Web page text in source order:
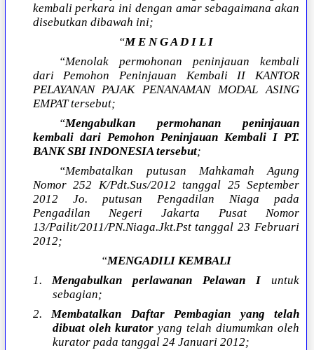
kembali perkara ini dengan amar sebagaimana akan
disebutkan dibawah ini;
“M E N G A D I L I
“Menolak permohonan peninjauan kembali
dari Pemohon Peninjauan Kembali II KANTOR
PELAYANAN PAJAK PENANAMAN MODAL ASING
EMPAT tersebut;
“Mengabulkan permohanan peninjauan
kembali dari Pemohon Peninjauan Kembali I PT.
BANK SBI INDONESIA tersebut;
“Membatalkan putusan Mahkamah Agung
Nomor 252 K/Pdt.Sus/2012 tanggal 25 September
2012 Jo. putusan Pengadilan Niaga pada
Pengadilan Negeri Jakarta Pusat Nomor
13/Pailit/2011/PN.Niaga.Jkt.Pst tanggal 23 Februari
2012;
“MENGADILI KEMBALI
1.Mengabulkan perlawanan Pelawan I untuk
sebagian;
2.Membatalkan Daftar Pembagian yang telah
dibuat oleh kuratoryang telah diumumkan oleh
kurator pada tanggal 24 Januari 2012;